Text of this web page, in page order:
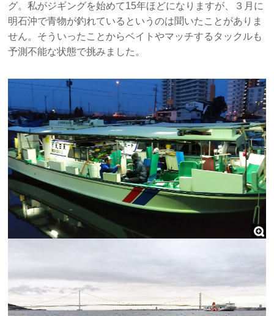
グ。私がジギングを始めて15年ほどになりますが、３月に
明石沖で青物が釣れているというのは聞いたことがありま
せん。そういったことからベイトやマッチするタックルも
予測不能な状態で挑みました。